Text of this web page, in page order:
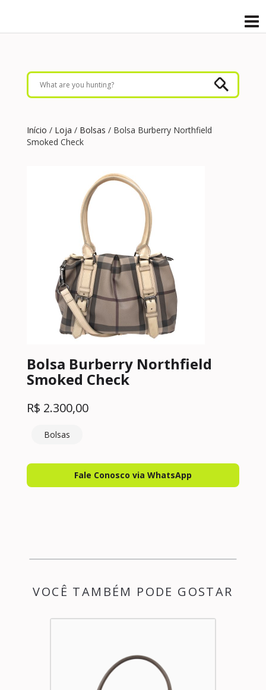
Início / Loja / Bolsas / Bolsa Burberry Northfield
Smoked Check
Bolsa Burberry Northfield
Smoked Check
R$ 2.300,00
Bolsas
Fale Conosco via WhatsApp
VOCÊ TAMBÉM PODE GOSTAR